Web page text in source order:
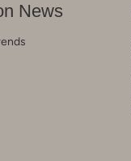
News